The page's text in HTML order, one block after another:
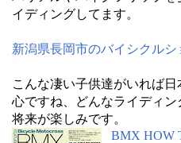
イディングしてます。
新潟県長岡市のバイシクル
こんな凄い子供達がいれば
心ですね、どんなライディ
将来が楽しみです。
BMX HOW